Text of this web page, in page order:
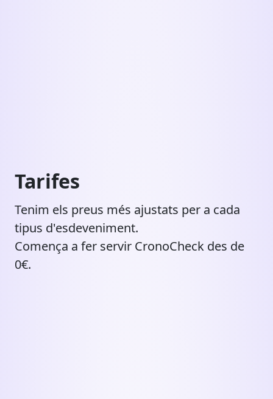
Tarifes
Tenim els preus més ajustats per a cada
tipus d'esdeveniment.
Comença a fer servir CronoCheck des de
0€.